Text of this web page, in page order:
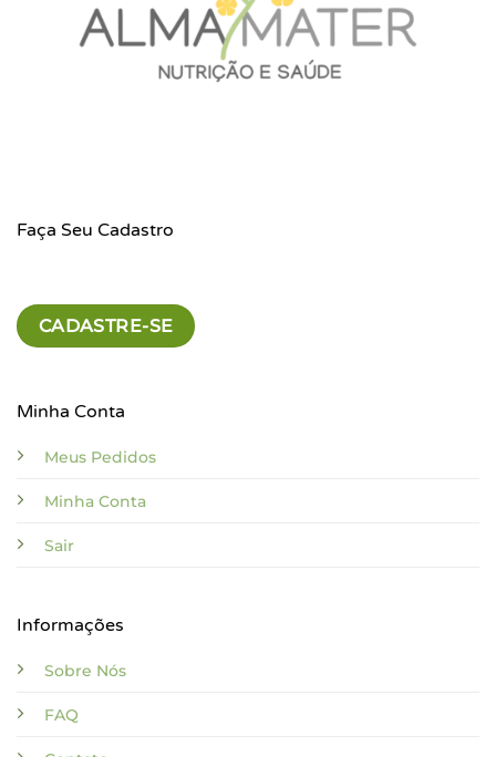
Minha Conta
Meus Pedidos
Minha Conta
Sair
Informações
Sobre Nós
FAQ
Faça Seu Cadastro
CADASTRE-SE